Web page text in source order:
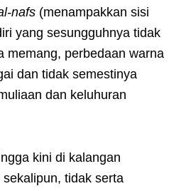
nafs (menampakkan sisi
yang sesungguhnya tidak
memang, perbedaan warna
dan tidak semestinya
dan keluhuran
kini di kalangan
tidak serta